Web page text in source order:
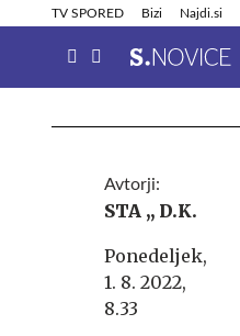
TV SPORED Bizi Najdi.si
Info in obvestila
Avtorji:
STA ,, D.K.
Ponedeljek,
1. 8. 2022,
8.33